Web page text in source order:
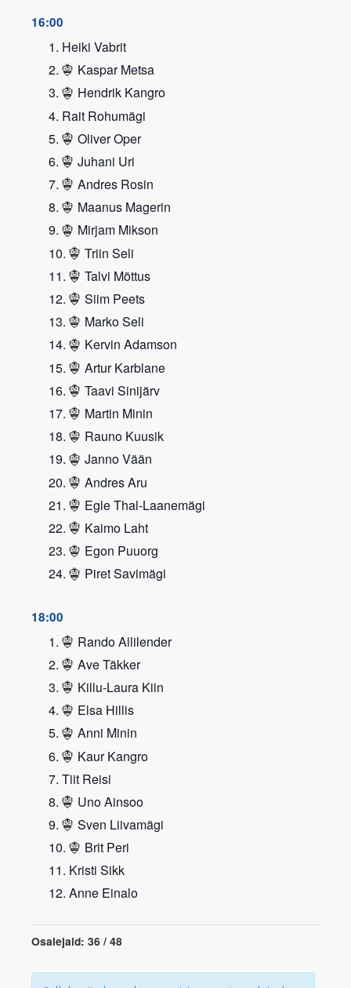
16:00
Heiki Vabrit
Kaspar Metsa
Hendrik Kangro
Rait Rohumägi
Oliver Oper
Juhani Uri
Andres Rosin
Maanus Magerin
Mirjam Mikson
Triin Seli
Talvi Mõttus
Siim Peets
Marko Seli
Kervin Adamson
Artur Karblane
Taavi Sinijärv
Martin Minin
Rauno Kuusik
Janno Vään
Andres Aru
Egle Thal-Laanemägi
Kaimo Laht
Egon Puuorg
Piret Savimägi
18:00
Rando Allilender
Ave Täkker
Killu-Laura Kiin
Elsa Hillis
Anni Minin
Kaur Kangro
Tiit Reisi
Uno Ainsoo
Sven Liivamägi
Brit Peri
Kristi Sikk
Anne Einalo
Osalejaid: 36 / 48